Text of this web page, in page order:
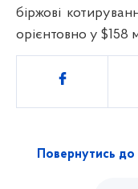
біржові
орієнтовно у $158
Поділитись
Повернутись до